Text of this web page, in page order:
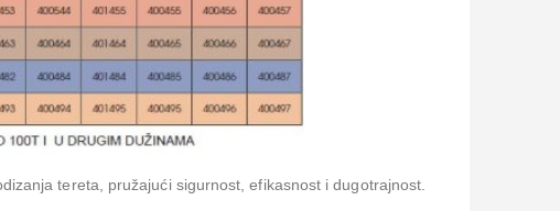
tereta, pružajući sigurnost, efikasnost i dugotrajnost.